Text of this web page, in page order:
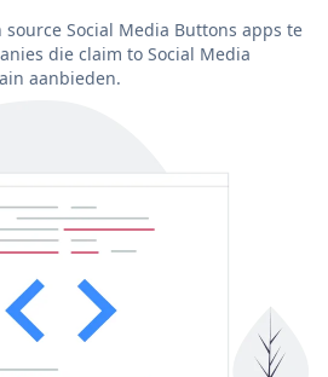
Social Media Buttons apps te
die claim to Social Media
aanbieden.